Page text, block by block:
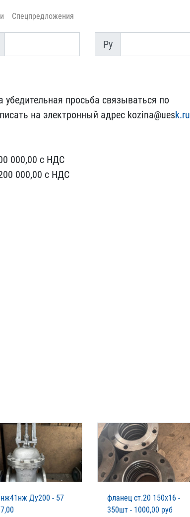
Спецпредложения
Py
Py
​убедительная просьба свя​зываться по
на элек​тронный адрес kozina@ues​k.ru
00​0,00 с НДС
000,00 с Н​ДС
Ду200 - 57
фланец ст.20 150х16 -
350шт - 1000,00 руб